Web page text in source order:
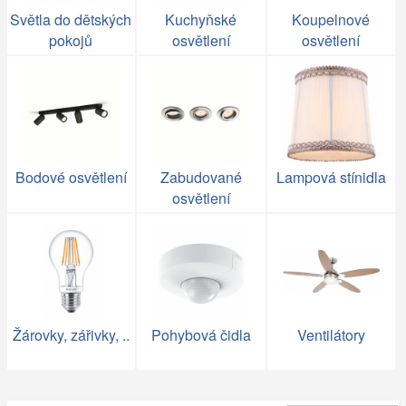
Světla do dětských
pokojů
Kuchyňské
osvětlení
Koupelnové
osvětlení
Bodové osvětlení
Zabudované
osvětlení
Lampová stínidla
Žárovky, zářivky, .. Pohybová čidla Ventilátory